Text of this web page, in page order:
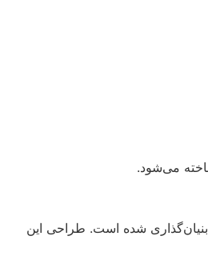
Wolf Ranch ، با نام پرینت سه بعدی بزرگترین پروژه‌ در زمینه ساخت خانه‌ها با استفاده از فناوری چاپ سه بعدی در جهان است و توسط شرکت‌های Lennar و Icon بنیان‌گذاری شده است. طراحی این